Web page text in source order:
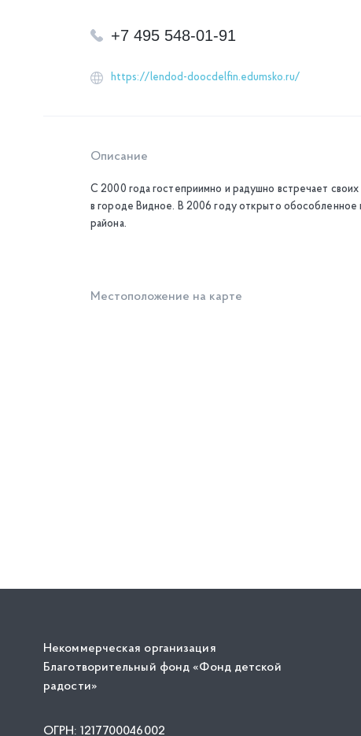
+7 495 548-01-91
https://lendod-doocdelfin.edumsko.ru/
Описание
С 2000 года гостеприимно и радушно встречает
в городе Видное. В 2006 году открыто обособленное
района.
Местоположение на карте
Некоммерческая организация
Благотворительный фонд «Фонд детской
радости»
ОГРН: 1217700046002